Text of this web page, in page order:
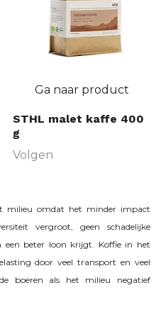
Ga naar product
STHL malet kaffe 400
g
Volgen
milieu omdat het minder impact
vergroot, geen schadelijke
een beter loon krijgt. Koffie in het
door veel transport en veel
boeren als het milieu negatief